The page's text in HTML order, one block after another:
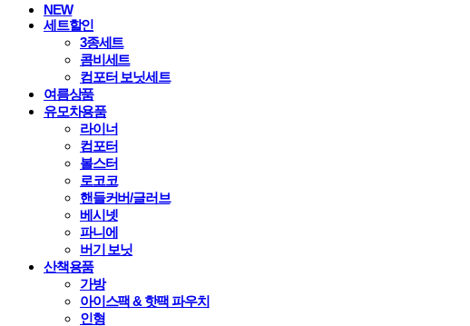
NEW
세트할인
3종세트
콤비세트
컴포터 보닛세트
여름상품
유모차용품
라이너
컴포터
볼스터
로코코
핸들커버/글러브
베시넷
파니에
버기 보닛
산책용품
가방
아이스팩 & 핫팩 파우치
인형